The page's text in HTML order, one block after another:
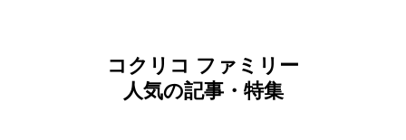
コクリコ ファミリー
人気の記事・特集